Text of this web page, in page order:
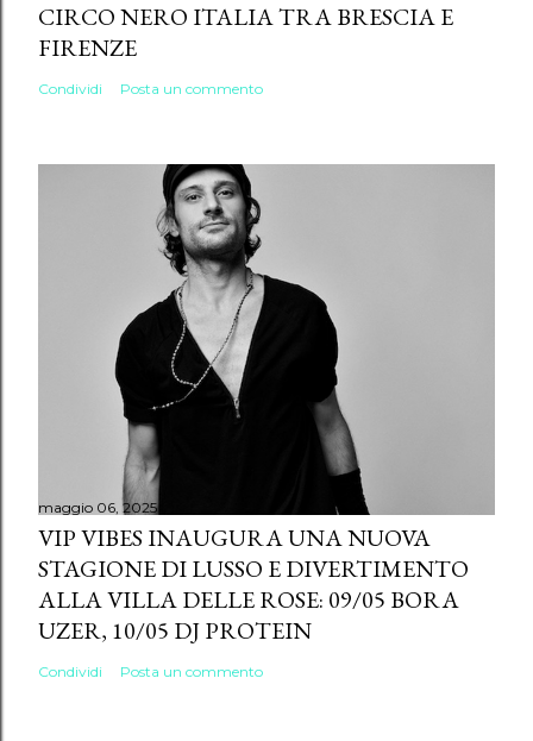
CIRCO NERO ITALIA TRA BRESCIA E
FIRENZE
Condividi Posta un commento
maggio 06, 2025
VIP VIBES INAUGURA UNA NUOVA
STAGIONE DI LUSSO E DIVERTIMENTO
ALLA VILLA DELLE ROSE: 09/05 BORA
UZER, 10/05 DJ PROTEIN
Condividi Posta un commento